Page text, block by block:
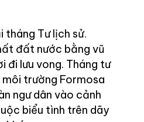
tháng Tư lịch sử.
đất nước bằng vũ
đi lưu vong. Tháng tư
trường Formosa
ngư dân vào cảnh
biểu tình trên dãy